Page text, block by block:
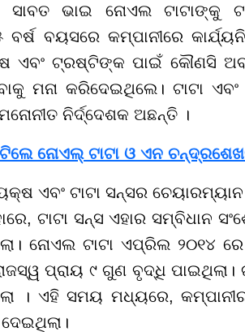
ସାବତ ଭାଇ ନୋଏଲ ଟାଟାଙ୍କୁ
ବର୍ଷ ବୟସରେ କମ୍ପାନୀରେ
ଏବଂ ଟ୍ରଷ୍ଟିଙ୍କ ପାଇଁ କୌଣସି
ମନା କରିଦେଇଥିଲେ। ଟାଟା ଏବଂ
ନିର୍ଦ୍ଦେଶକ ଅଛନ୍ତି ।
ନୋଏଲ୍ ଟାଟା ଓ ଏନ
ଏବଂ ଟାଟା ସନ୍ସର
ଟାଟା ସନ୍ସ ଏହାର ସମ୍ବିଧାନ
ନୋଏଲ ଟାଟା ଏପ୍ରିଲ ୨୦୧୪
ପ୍ରାୟ ୯ ଗୁଣ ବୃଦ୍ଧି ପାଇଥିଲା।
। ଏହି ସମୟ ମଧ୍ୟରେ,